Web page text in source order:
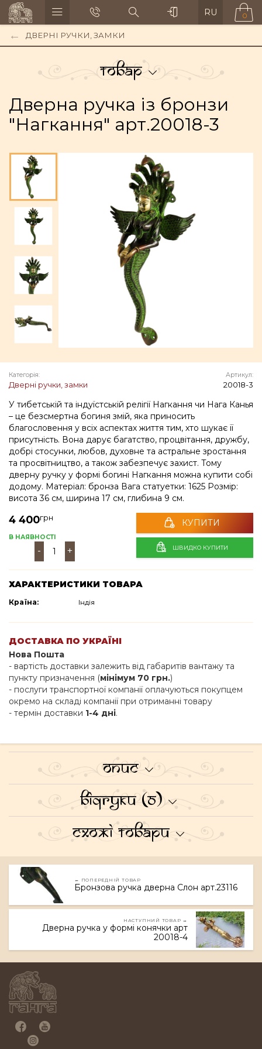
RU 0
ДВЕРНІ РУЧКИ, ЗАМКИ
Товар
Дверна ручка із бронзи
"Нагкання" арт.20018-3
Категорія:
Дверні ручки, замки
Артикул:
20018-3
У тибетській та індуїстській релігії Нагкання чи Нага Канья
– це безсмертна богиня змій, яка приносить
благословення у всіх аспектах життя тим, хто шукає її
присутність. Вона дарує багатство, процвітання, дружбу,
добрі стосунки, любов, духовне та астральне зростання
та просвітництво, а також забезпечує захист. Тому
дверну ручку у формі богині Нагкання можна купити собі
додому. Матеріал: бронза Вага статуетки: 1625 Розмір:
висота 36 см, ширина 17 см, глибина 9 см.
4 400грн
В НАЯВНОСТІ
- +
КУПИТИ
ШВИДКО КУПИТИ
ХАРАКТЕРИСТИКИ ТОВАРА
Країна: Індія
ДОСТАВКА ПО УКРАЇНІ
Нова Пошта
- вартість доставки залежить від габаритів вантажу та
пункту призначення (мінімум 70 грн.)
- послуги транспортної компанії оплачуються покупцем
окремо на складі компанії при отриманні товару
- термін доставки 1-4 дні.
Опис
Відгуки (0)
Схожі товари
← ПОПЕРЕДНІЙ ТОВАР
Бронзова ручка дверна Слон арт.23116
НАСТУПНИЙ ТОВАР →
Дверна ручка у формі конячки арт
20018-4